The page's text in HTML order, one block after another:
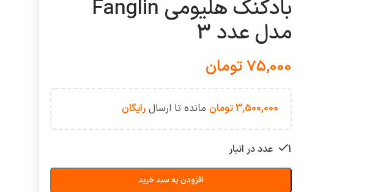
بادکنک هلیومی Fanglin
مدل عدد 3
75,000تومان
3,500,000تومان مانده تا ارسالرایگان
1 عدد در انبار
افزودن به سبد خرید